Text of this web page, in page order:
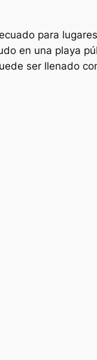
para
en una playa
ser llenado